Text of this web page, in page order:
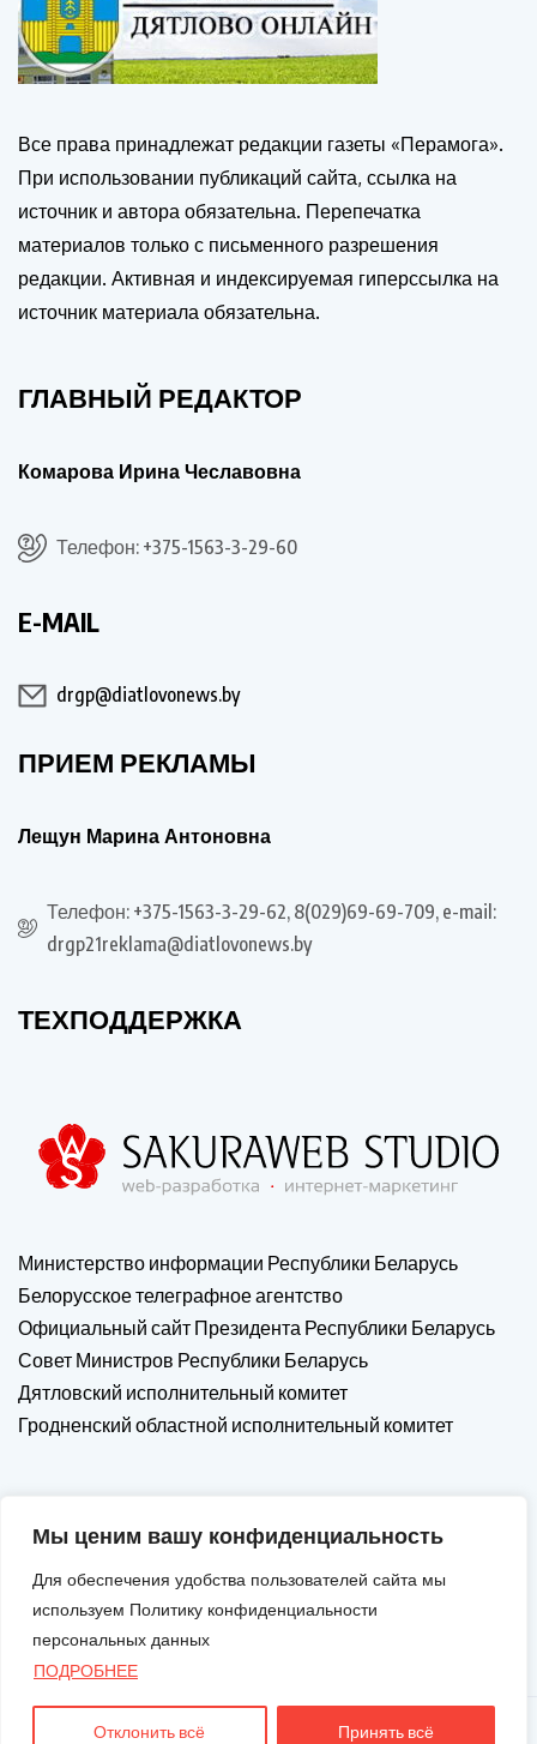
Мы ценим вашу конфиденциальность
Для обеспечения удобства пользователей сайта мы
используем Политику конфиденциальности
персональных данных
ПОДРОБНЕЕ
Отклонить всё Принять всё
Все права принадлежат редакции газеты «Перамога».
При использовании публикаций сайта, ссылка на
источник и автора обязательна. Перепечатка
материалов только с письменного разрешения
редакции. Активная и индексируемая гиперссылка на
источник материала обязательна.
ГЛАВНЫЙ РЕДАКТОР
Комарова Ирина Чеславовна
Телефон: +375-1563-3-29-60
E-MAIL
drgp@diatlovonews.by
ПРИЕМ РЕКЛАМЫ
Лещун Марина Антоновна
Телефон: +375-1563-3-29-62, 8(029)69-69-709, e-mail:
drgp21reklama@diatlovonews.by
ТЕХПОДДЕРЖКА
Министерство информации Республики Беларусь
Белорусское телеграфное агентство
Официальный сайт Президента Республики Беларусь
Совет Министров Республики Беларусь
Дятловский исполнительный комитет
Гродненский областной исполнительный комитет